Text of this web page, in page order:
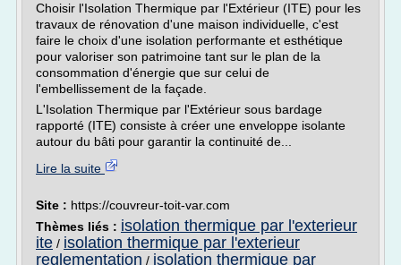
Choisir l'Isolation Thermique par l'Extérieur (ITE) pour les
travaux de rénovation d'une maison individuelle, c'est
faire le choix d'une isolation performante et esthétique
pour valoriser son patrimoine tant sur le plan de la
consommation d'énergie que sur celui de
l'embellissement de la façade.
L'Isolation Thermique par l'Extérieur sous bardage
rapporté (ITE) consiste à créer une enveloppe isolante
autour du bâti pour garantir la continuité de...
Lire la suite
Site : https://couvreur-toit-var.com
Thèmes liés : isolation thermique par l'exterieur
ite / isolation thermique par l'exterieur
reglementation / isolation thermique par